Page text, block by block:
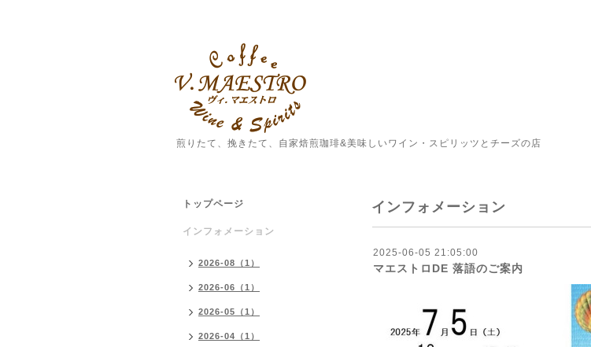
煎りたて、挽きたて、自家焙煎珈琲&美味しいワイン・スピリッツとチーズの店
インフォメーション
2025-06-05 21:05:00
マエストロDE 落語のご案内
トップページ
インフォメーション
2026-08（1）
2026-06（1）
2026-05（1）
2026-04（1）